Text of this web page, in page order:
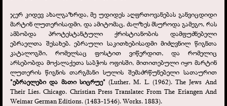
ჯერ კიდევ ახალგაზრდა, მე უდიდეს აღფრთოვანებას განვიცდიდი
მარტინ ლუთერისადმი, და ამიტომაც, ძალზეს მსუროდა გამეგო, რას
ამბობდა პროტესტანტული ქრისტიანობის დამფუძნებელი
ებრაელთა შესახებ. ებრაული საკითხებისადმი მიძღვნილ წიგნთა
კატალოგში, რომელსაც ფოსტით ვიწერდით, და რომელიც
არსებობდა მოქალაქეთა საბჭოს ოფისში, მითითებული იყო მარტინ
ლუთერის წიგნის თარგმანი სულის შემაძრწუნებელი სათაურით
"ებრაელები და მათი სიცრუე" (Luther, M. L. (1962). Thе Jews And
Their Lies. Chicago. Christian Press Translatec From The Eriangen And
Weimar German Editions. (1483-1546). Works. 1883).